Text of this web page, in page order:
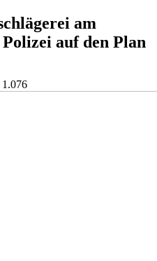
am
auf den Plan
1.076